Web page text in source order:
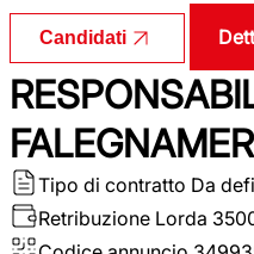
Candidati
Tipo di contratto Da
Retribuzione Lorda